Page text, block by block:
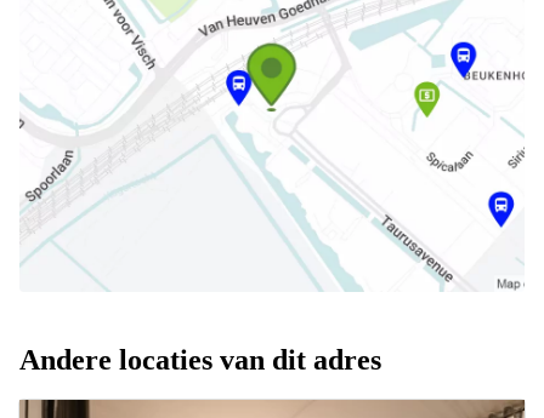
Andere locaties van dit adres